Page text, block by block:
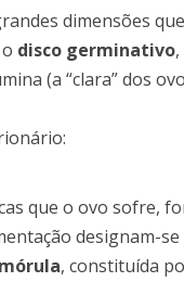
dimensões
disco germinativo,
(a “clara” dos
que o ovo sofre,
designam-
mórula, constituída